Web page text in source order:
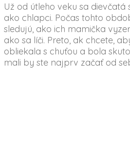
Už od útleho veku sa
ako chlapci. Počas tohto
sledujú, ako ich mamička
ako sa líči. Preto, ak chcete,
obliekala s chuťou a bola
mali by ste najprv začať od